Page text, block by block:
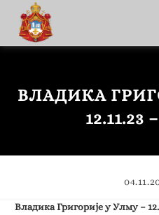
ВЛАДИКА
12.11.23
Владика Григорије у Улму –